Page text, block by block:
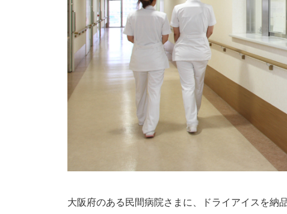
大阪府のある民間病院さまに、ドライアイスを納